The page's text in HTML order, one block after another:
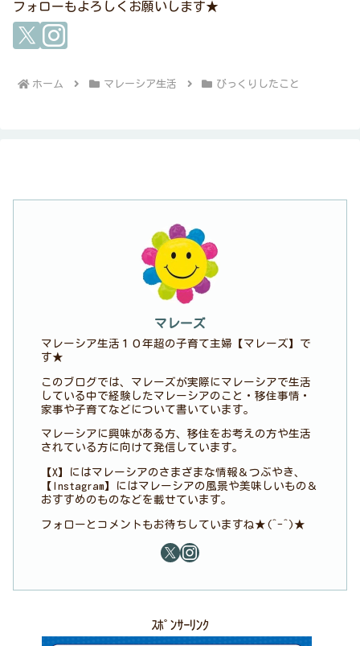
フォローもよろしくお願いします★
ホーム マレーシア生活 びっくりしたこと
マレーズ
マレーシア生活１０年超の子育て主婦【マレーズ】で
す★
このブログでは、マレーズが実際にマレーシアで生活
している中で経験したマレーシアのこと・移住事情・
家事や子育てなどについて書いています。
マレーシアに興味がある方、移住をお考えの方や生活
されている方に向けて発信しています。
【X】にはマレーシアのさまざまな情報＆つぶやき、
【Instagram】にはマレーシアの風景や美味しいもの＆
おすすめのものなどを載せています。
フォローとコメントもお待ちしていますね★(^-^)★
ｽﾎﾟﾝｻｰﾘﾝｸ